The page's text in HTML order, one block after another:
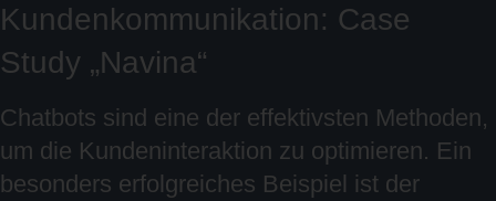
Kundenkommunikation: Case
Study „Navina“
Chatbots sind eine der effektivsten Methoden,
um die Kundeninteraktion zu optimieren. Ein
besonders erfolgreiches Beispiel ist der